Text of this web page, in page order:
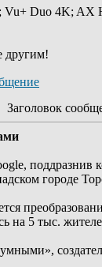
Duo 4K;
другим!
Заголовок
городе
на 5 тыс.